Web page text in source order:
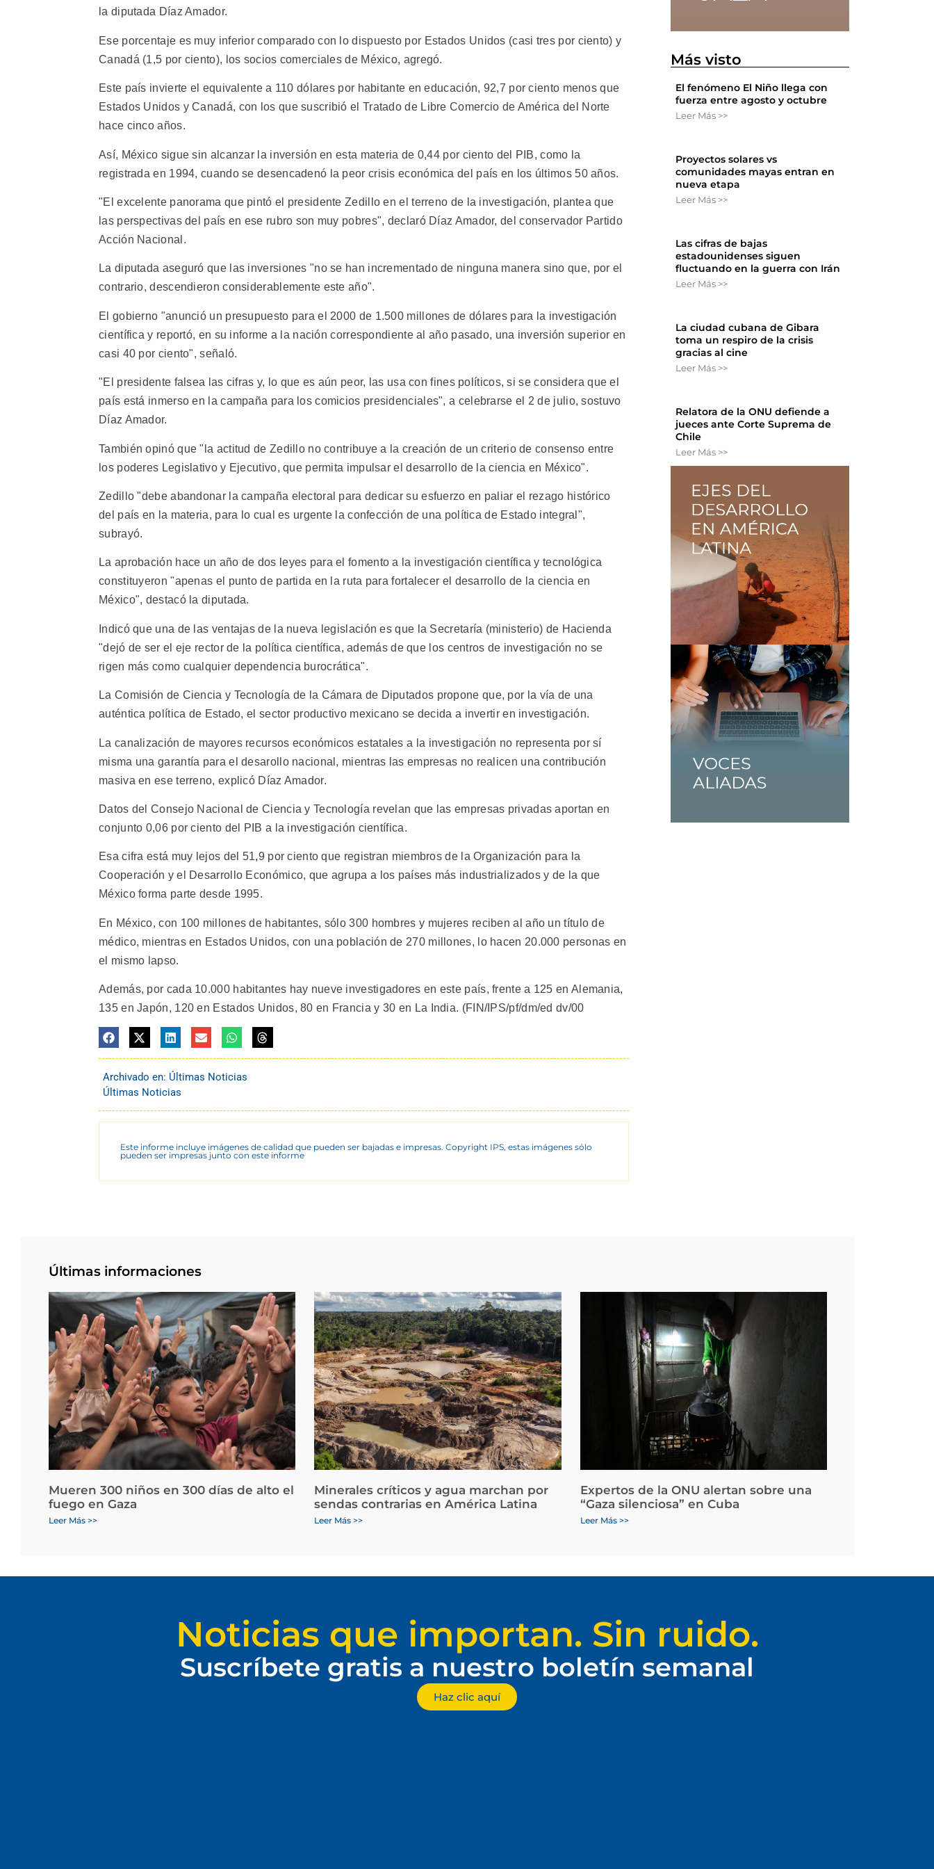
la diputada Díaz Amador.
Ese porcentaje es muy inferior comparado con lo dispuesto por Estados Unidos (casi tres por ciento) y
Canadá (1,5 por ciento), los socios comerciales de México, agregó.
Este país invierte el equivalente a 110 dólares por habitante en educación, 92,7 por ciento menos que
Estados Unidos y Canadá, con los que suscribió el Tratado de Libre Comercio de América del Norte
hace cinco años.
Así, México sigue sin alcanzar la inversión en esta materia de 0,44 por ciento del PIB, como la
registrada en 1994, cuando se desencadenó la peor crisis económica del país en los últimos 50 años.
"El excelente panorama que pintó el presidente Zedillo en el terreno de la investigación, plantea que
las perspectivas del país en ese rubro son muy pobres", declaró Díaz Amador, del conservador Partido
Acción Nacional.
La diputada aseguró que las inversiones "no se han incrementado de ninguna manera sino que, por el
contrario, descendieron considerablemente este año".
El gobierno "anunció un presupuesto para el 2000 de 1.500 millones de dólares para la investigación
científica y reportó, en su informe a la nación correspondiente al año pasado, una inversión superior en
casi 40 por ciento", señaló.
"El presidente falsea las cifras y, lo que es aún peor, las usa con fines políticos, si se considera que el
país está inmerso en la campaña para los comicios presidenciales", a celebrarse el 2 de julio, sostuvo
Díaz Amador.
También opinó que "la actitud de Zedillo no contribuye a la creación de un criterio de consenso entre
los poderes Legislativo y Ejecutivo, que permita impulsar el desarrollo de la ciencia en México".
Zedillo "debe abandonar la campaña electoral para dedicar su esfuerzo en paliar el rezago histórico
del país en la materia, para lo cual es urgente la confección de una política de Estado integral",
subrayó.
La aprobación hace un año de dos leyes para el fomento a la investigación científica y tecnológica
constituyeron "apenas el punto de partida en la ruta para fortalecer el desarrollo de la ciencia en
México", destacó la diputada.
Indicó que una de las ventajas de la nueva legislación es que la Secretaría (ministerio) de Hacienda
"dejó de ser el eje rector de la política científica, además de que los centros de investigación no se
rigen más como cualquier dependencia burocrática".
La Comisión de Ciencia y Tecnología de la Cámara de Diputados propone que, por la vía de una
auténtica política de Estado, el sector productivo mexicano se decida a invertir en investigación.
La canalización de mayores recursos económicos estatales a la investigación no representa por sí
misma una garantía para el desarollo nacional, mientras las empresas no realicen una contribución
masiva en ese terreno, explicó Díaz Amador.
Datos del Consejo Nacional de Ciencia y Tecnología revelan que las empresas privadas aportan en
conjunto 0,06 por ciento del PIB a la investigación científica.
Esa cifra está muy lejos del 51,9 por ciento que registran miembros de la Organización para la
Cooperación y el Desarrollo Económico, que agrupa a los países más industrializados y de la que
México forma parte desde 1995.
En México, con 100 millones de habitantes, sólo 300 hombres y mujeres reciben al año un título de
médico, mientras en Estados Unidos, con una población de 270 millones, lo hacen 20.000 personas en
el mismo lapso.
Además, por cada 10.000 habitantes hay nueve investigadores en este país, frente a 125 en Alemania,
135 en Japón, 120 en Estados Unidos, 80 en Francia y 30 en La India. (FIN/IPS/pf/dm/ed dv/00
Archivado en: Últimas Noticias
Últimas Noticias
Este informe incluye imágenes de calidad que pueden ser bajadas e impresas. Copyright IPS, estas imágenes sólo
pueden ser impresas junto con este informe
Más visto
El fenómeno El Niño llega con
fuerza entre agosto y octubre
Leer Más >>
Proyectos solares vs
comunidades mayas entran en
nueva etapa
Leer Más >>
Las cifras de bajas
estadounidenses siguen
fluctuando en la guerra con Irán
Leer Más >>
La ciudad cubana de Gibara
toma un respiro de la crisis
gracias al cine
Leer Más >>
Relatora de la ONU defiende a
jueces ante Corte Suprema de
Chile
Leer Más >>
Últimas informaciones
Mueren 300 niños en 300 días de alto el
fuego en Gaza
Leer Más >>
Minerales críticos y agua marchan por
sendas contrarias en América Latina
Leer Más >>
Expertos de la ONU alertan sobre una
“Gaza silenciosa” en Cuba
Leer Más >>
Noticias que importan. Sin ruido.
Suscríbete gratis a nuestro boletín semanal
Haz clic aquí